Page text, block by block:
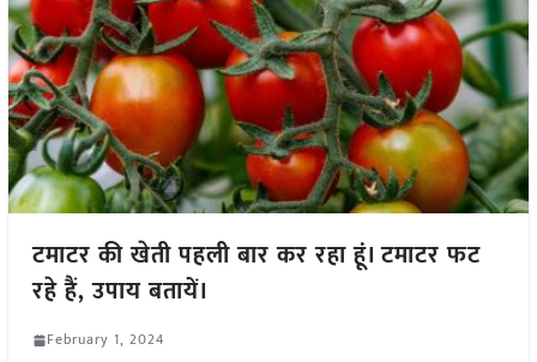
टमाटर की खेती पहली बार कर रहा हूं। टमाटर फट
रहे हैं, उपाय बतायें।
February 1, 2024